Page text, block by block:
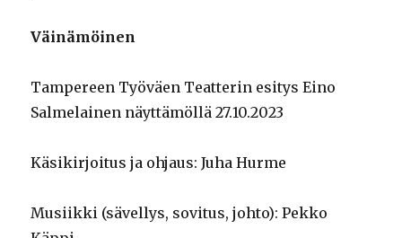
Väinämöinen
Tampereen Työväen Teatterin esitys Eino
Salmelainen näyttämöllä 27.10.2023
Käsikirjoitus ja ohjaus: Juha Hurme
Musiikki (sävellys, sovitus, johto): Pekko